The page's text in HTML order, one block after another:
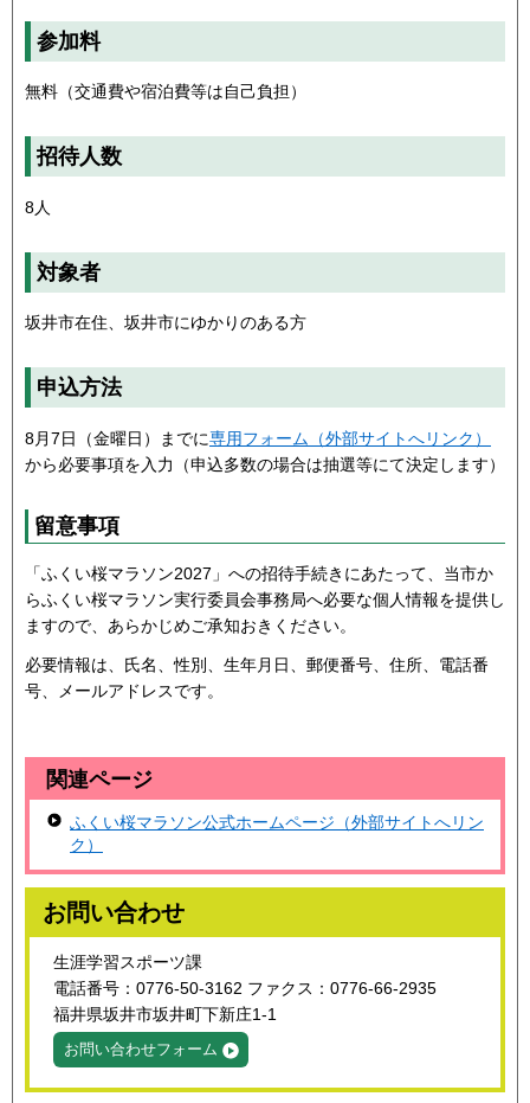
参加料
無料（交通費や宿泊費等は自己負担）
招待人数
8人
対象者
坂井市在住、坂井市にゆかりのある方
申込方法
8月7日（金曜日）までに専用フォーム（外部サイトへリンク）
から必要事項を入力（申込多数の場合は抽選等にて決定します）
留意事項
「ふくい桜マラソン2027」への招待手続きにあたって、当市か
らふくい桜マラソン実行委員会事務局へ必要な個人情報を提供し
ますので、あらかじめご承知おきください。
必要情報は、氏名、性別、生年月日、郵便番号、住所、電話番
号、メールアドレスです。
関連ページ
ふくい桜マラソン公式ホームページ（外部サイトへリン
ク）
お問い合わせ
生涯学習スポーツ課
電話番号：0776-50-3162 ファクス：0776-66-2935
福井県坂井市坂井町下新庄1-1
お問い合わせフォーム